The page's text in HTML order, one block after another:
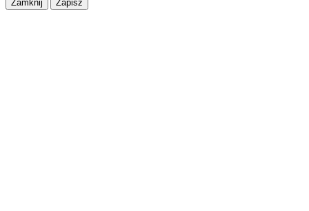
Zamknij Zapisz